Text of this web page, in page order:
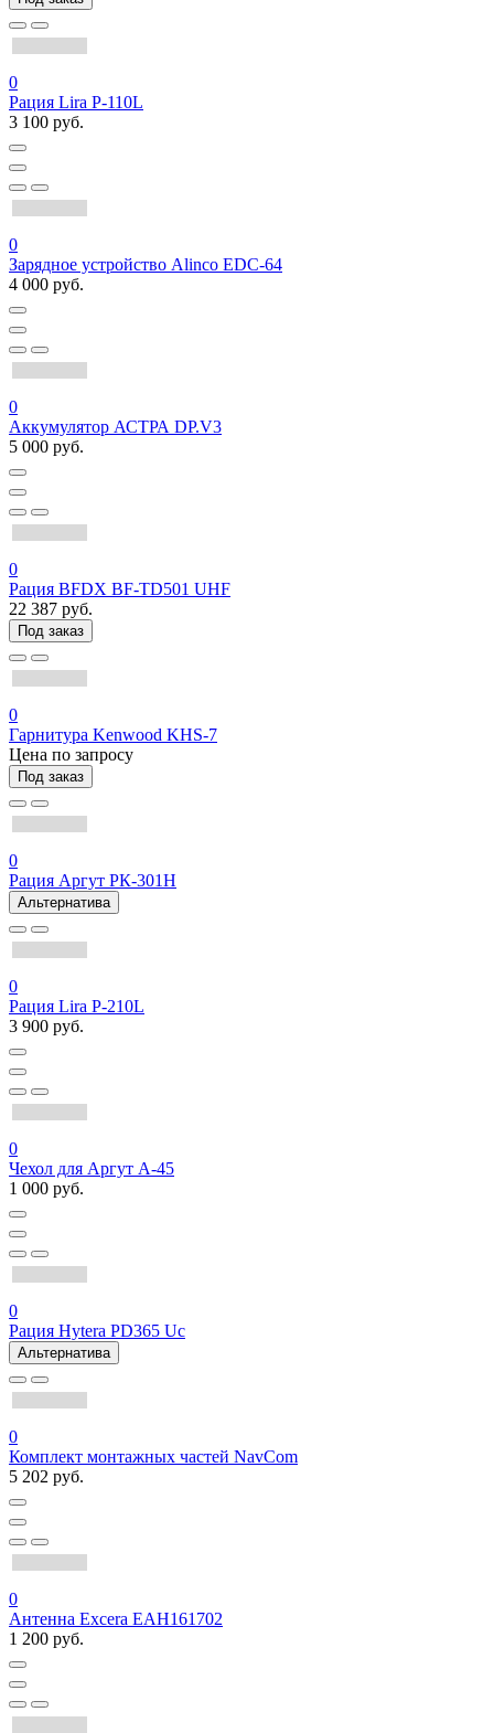
0
Рация Lira P-110L
3 100 руб.
0
Зарядное устройство Alinco EDC-64
4 000 руб.
0
Аккумулятор АСТРА DP.V3
5 000 руб.
0
Рация BFDX BF-TD501 UHF
22 387 руб.
Под заказ
0
Гарнитура Kenwood KHS-7
Цена по запросу
Под заказ
0
Рация Аргут РК-301Н
Альтернатива
0
Рация Lira P-210L
3 900 руб.
0
Чехол для Аргут А-45
1 000 руб.
0
Рация Hytera PD365 Uc
Альтернатива
0
Комплект монтажных частей NavCom
5 202 руб.
0
Антенна Excera EAH161702
1 200 руб.